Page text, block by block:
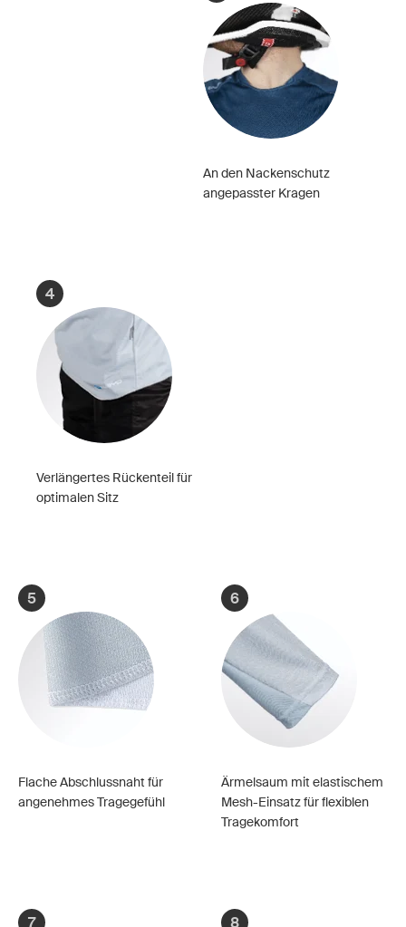
An den Nackenschutz
angepasster Kragen
4
Verlängertes Rückenteil für
optimalen Sitz
5
Flache Abschlussnaht für
angenehmes Tragegefühl
6
Ärmelsaum mit elastischem
Mesh-Einsatz für flexiblen
Tragekomfort
7 8